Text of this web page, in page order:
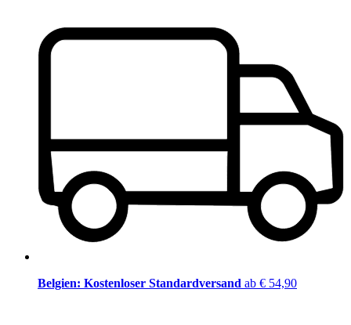
Belgien: Kostenloser Standardversand ab € 54,90